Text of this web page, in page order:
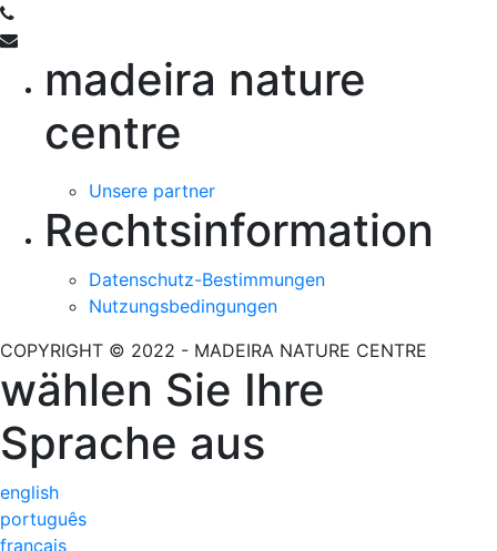
madeira nature
centre
Unsere partner
Rechtsinformation
Datenschutz-Bestimmungen
Nutzungsbedingungen
COPYRIGHT © 2022 - MADEIRA NATURE CENTRE
wählen Sie Ihre
Sprache aus
english
português
français